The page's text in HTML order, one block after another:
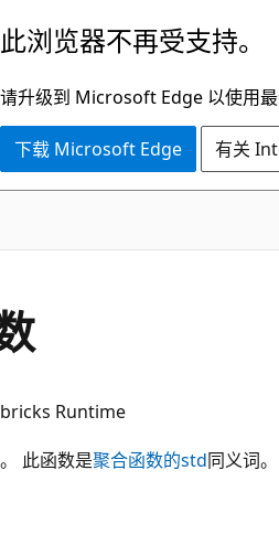
此浏览器不再受支持。
请升级到 Microsoft Edge 以使用最
下载 Microsoft Edge 有关
Runtime
此函数是聚合函数的std同义词。